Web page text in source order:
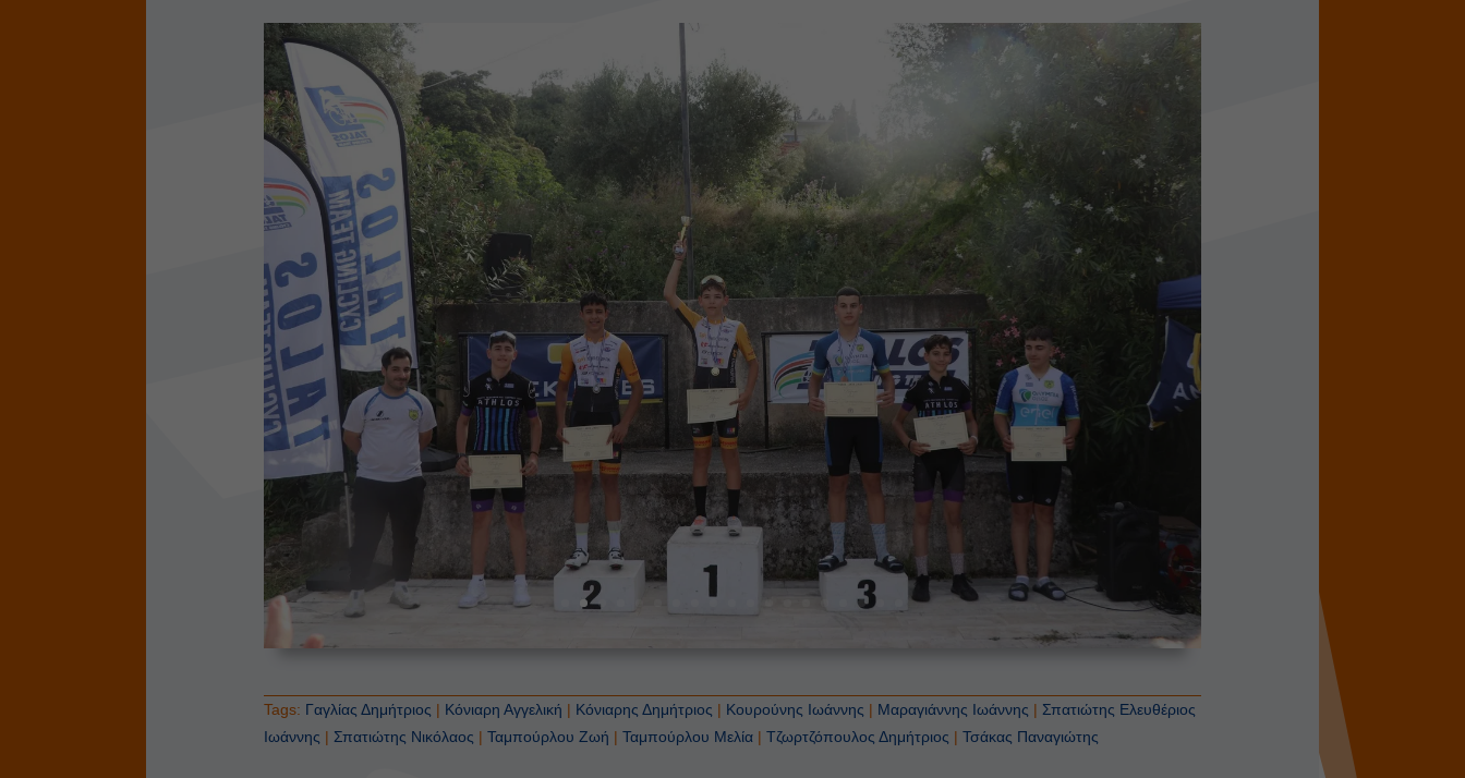
Tags: Γαγλίας Δημήτριος | Κόνιαρη Αγγελική | Κόνιαρης Δημήτριος | Κουρούνης Ιωάννης | Μαραγιάννης Ιωάννης | Σπατιώτης Ελευθέριος
Ιωάννης | Σπατιώτης Νικόλαος | Ταμπούρλου Ζωή | Ταμπούρλου Μελία| Τζωρτζόπουλος Δημήτριος | Τσάκας Παναγιώτης